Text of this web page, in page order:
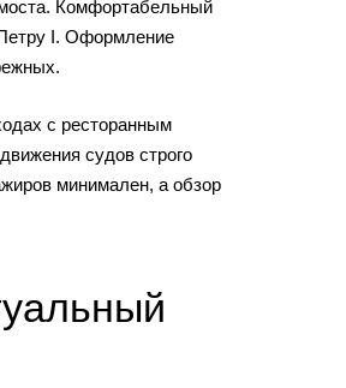
моста. Комфортабельный
I. Оформление
с ресторанным
судов строго
минимален, а обзор